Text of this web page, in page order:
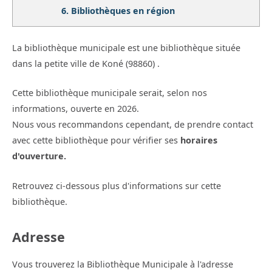
6. Bibliothèques en région
La bibliothèque municipale est une bibliothèque située
dans la petite ville de Koné (98860) .
Cette bibliothèque municipale serait, selon nos
informations, ouverte en 2026.
Nous vous recommandons cependant, de prendre contact
avec cette bibliothèque pour vérifier ses horaires
d'ouverture.
Retrouvez ci-dessous plus d'informations sur cette
bibliothèque.
Adresse
Vous trouverez la Bibliothèque Municipale à l'adresse